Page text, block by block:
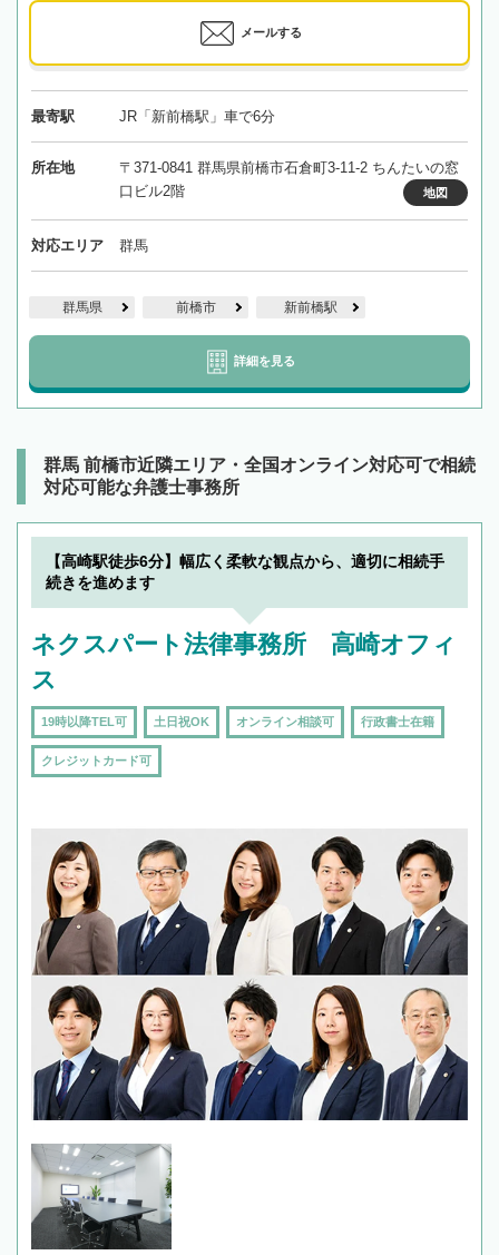
メールする
最寄駅 JR「新前橋駅」車で6分
所在地
〒371-0841 群馬県前橋市石倉町3-11-2 ちんたいの窓
口ビル2階
地図
対応エリア 群馬
群馬県 前橋市 新前橋駅
詳細を見る
群馬 前橋市近隣エリア・全国オンライン対応可で相続
対応可能な弁護士事務所
【高崎駅徒歩6分】幅広く柔軟な観点から、適切に相続手
続きを進めます
ネクスパート法律事務所 高崎オフィ
ス
19時以降TEL可 土日祝OK オンライン相談可 行政書士在籍
クレジットカード可